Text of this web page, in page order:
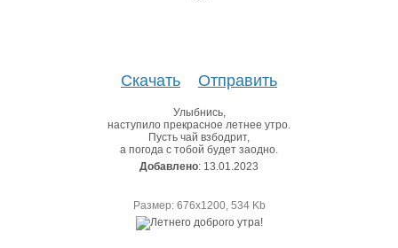
Скачать Отправить
Улыбнись,
наступило прекрасное летнее утро.
Пусть чай взбодрит,
а погода с тобой будет заодно.
Добавлено: 13.01.2023
Размер: 676х1200, 534 Kb